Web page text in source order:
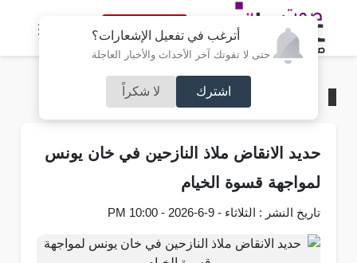
أترغب في تفعيل الإشعارات؟
حتى لا تفوتك آخر الأحداث والأخبار العاجلة
اشترك لا شكراً
النسخة الكاملة
فلسطين
حديد الانقاض ملاذ النازحين في خان يونس
لمواجهة قسوة الخيام
تاريخ النشر : الثلاثاء - 9-6-2026 - 10:00 PM